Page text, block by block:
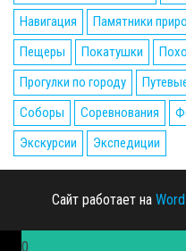
Навигация
Памятники
Пещеры
Покатушки
Прогулки по городу
Соборы
Соревнования
Экскурсии
Экспедиции
Сайт работает на
0